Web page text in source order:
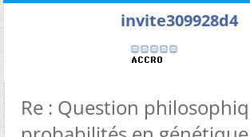
invite309928d4
Re : Question